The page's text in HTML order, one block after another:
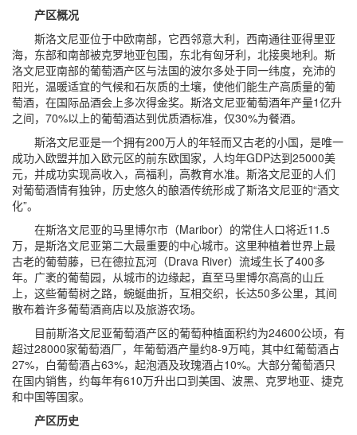
产区概况
斯洛文尼亚位于中欧南部，它西邻意大利，西南通往亚得里亚
海，东部和南部被克罗地亚包围，东北有匈牙利，北接奥地利。斯
洛文尼亚南部的葡萄酒产区与法国的波尔多处于同一纬度，充沛的
阳光，温暖适宜的气候和石灰质的土壤，使他们能生产高质量的葡
萄酒，在国际品酒会上多次得金奖。斯洛文尼亚葡萄酒年产量1亿升
之间，70%以上的葡萄酒达到优质酒标准，仅30%为餐酒。
斯洛文尼亚是一个拥有200万人的年轻而又古老的小国，是唯一
成功入欧盟并加入欧元区的前东欧国家，人均年GDP达到25000美
元，并成功实现高收入，高福利，高教育水准。斯洛文尼亚的人们
对葡萄酒情有独钟，历史悠久的酿酒传统形成了斯洛文尼亚的“酒文
化”。
在斯洛文尼亚的马里博尔市（Maribor）的常住人口将近11.5
万，是斯洛文尼亚第二大最重要的中心城市。这里种植着世界上最
古老的葡萄藤，已在德拉瓦河（Drava River）流域生长了400多
年。广袤的葡萄园，从城市的边缘起，直至马里博尔高高的山丘
上，这些葡萄树之路，蜿蜒曲折，互相交织，长达50多公里，其间
散布着许多葡萄酒商店以及旅游农场。
目前斯洛文尼亚葡萄酒产区的葡萄种植面积约为24600公顷，有
超过28000家葡萄酒厂，年葡萄酒产量约8-9万吨，其中红葡萄酒占
27%，白葡萄酒占63%，起泡酒及玫瑰酒占10%。大部分葡萄酒只
在国内销售，约每年有610万升出口到美国、波黑、克罗地亚、捷克
和中国等国家。
产区历史